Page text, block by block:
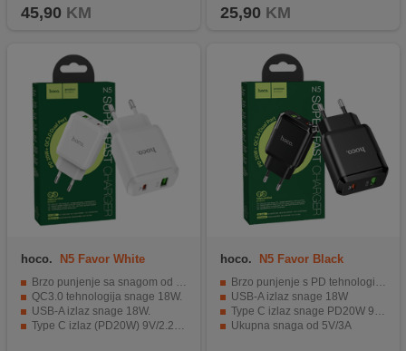
45,90 KM 25,90 KM
hoco. N5 Favor White
Brzo punjenje sa snagom od 20W.
QC3.0 tehnologija snage 18W.
USB-A izlaz snage 18W.
Type C izlaz (PD20W) 9V/2.22A.
hoco. N5 Favor Black
Brzo punjenje s PD tehnologijom 20W i QC3.0 18W
USB-A izlaz snage 18W
Type C izlaz snage PD20W 9V/2.22A
Ukupna snaga od 5V/3A